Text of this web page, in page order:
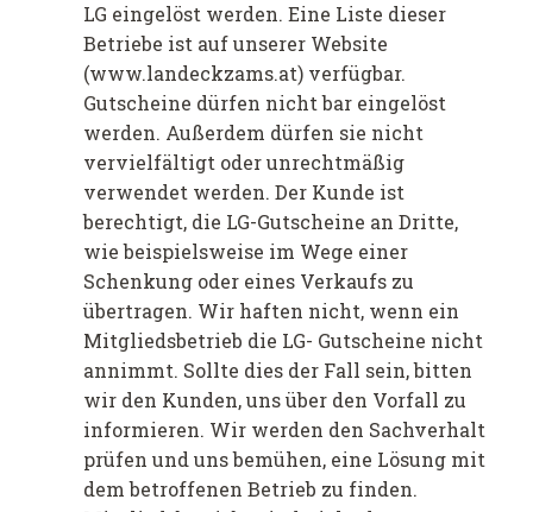
LG eingelöst werden. Eine Liste dieser
Betriebe ist auf unserer Website
(www.landeckzams.at) verfügbar.
Gutscheine dürfen nicht bar eingelöst
werden. Außerdem dürfen sie nicht
vervielfältigt oder unrechtmäßig
verwendet werden. Der Kunde ist
berechtigt, die LG-Gutscheine an Dritte,
wie beispielsweise im Wege einer
Schenkung oder eines Verkaufs zu
übertragen. Wir haften nicht, wenn ein
Mitgliedsbetrieb die LG- Gutscheine nicht
annimmt. Sollte dies der Fall sein, bitten
wir den Kunden, uns über den Vorfall zu
informieren. Wir werden den Sachverhalt
prüfen und uns bemühen, eine Lösung mit
dem betroffenen Betrieb zu finden.